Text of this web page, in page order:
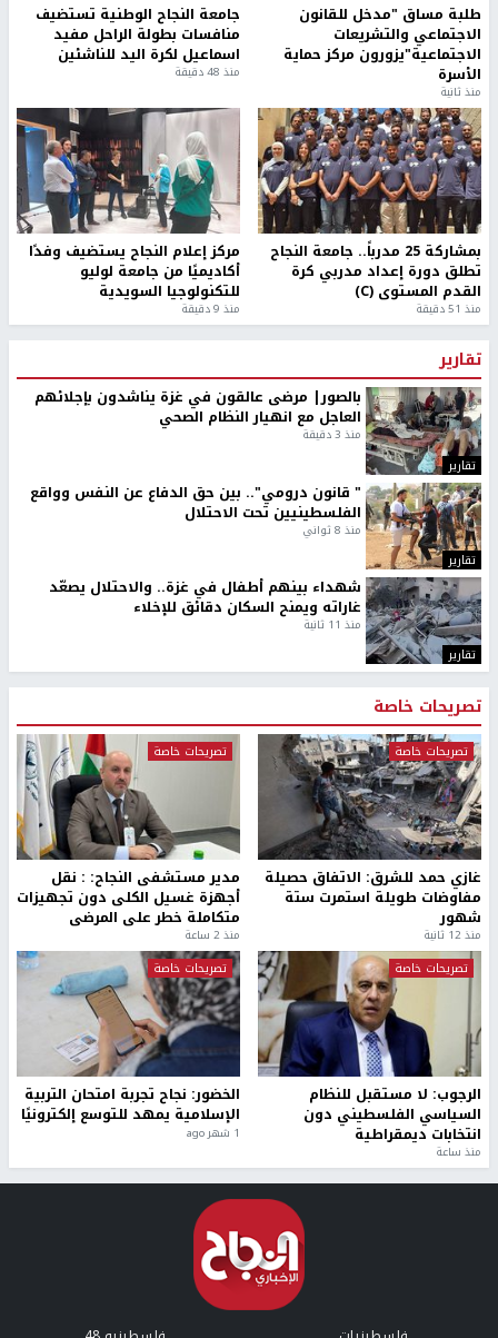
طلبة مساق "مدخل للقانون
الاجتماعي والتشريعات
الاجتماعية"يزورون مركز حماية
الأسرة
منذ ثانية
جامعة النجاح الوطنية تستضيف
منافسات بطولة الراحل مفيد
اسماعيل لكرة اليد للناشئين
منذ 48 دقيقة
بمشاركة 25 مدرباً.. جامعة النجاح
تطلق دورة إعداد مدربي كرة
القدم المستوى (C)
منذ 51 دقيقة
مركز إعلام النجاح يستضيف وفدًا
أكاديميًا من جامعة لوليو
للتكنولوجيا السويدية
منذ 9 دقيقة
تقارير
تقارير
بالصور| مرضى عالقون في غزة يناشدون بإجلائهم
العاجل مع انهيار النظام الصحي
منذ 3 دقيقة
تقارير
" قانون درومي".. بين حق الدفاع عن النفس وواقع
الفلسطينيين تحت الاحتلال
منذ 8 ثواني
تقارير
شهداء بينهم أطفال في غزة.. والاحتلال يصعّد
غاراته ويمنح السكان دقائق للإخلاء
منذ 11 ثانية
تصريحات خاصة
تصريحات خاصة
غازي حمد للشرق: الاتفاق حصيلة
مفاوضات طويلة استمرت ستة
شهور
منذ 12 ثانية
تصريحات خاصة
مدير مستشفى النجاح: : نقل
أجهزة غسيل الكلى دون تجهيزات
متكاملة خطر على المرضى
منذ 2 ساعة
تصريحات خاصة
الرجوب: لا مستقبل للنظام
السياسي الفلسطيني دون
انتخابات ديمقراطية
منذ ساعة
تصريحات خاصة
الخضور: نجاح تجربة امتحان التربية
الإسلامية يمهد للتوسع إلكترونيًا
1 شهر ago